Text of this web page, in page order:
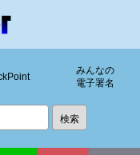
みんなの
電子署名